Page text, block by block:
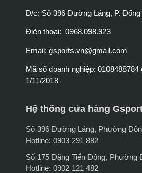
Đ/c: Số 396 Đường Láng, P. Đống
Điện thoại: 0968.098.923
Email: gsports.vn@gmail.com
Mã số doanh nghiệp: 0108488784
1/11/2018
Hệ thống cửa hàng
Số 396 Đường Láng, Phường
Hotline: 0903 291 882
Số 175 Đặng Tiến Đông, Phường
Hotline: 0902 121 482